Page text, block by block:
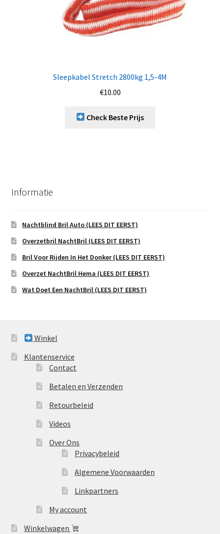
Sleepkabel Stretch 2800kg 1,5-4M
€10.00
Check Beste Prijs
Informatie
Nachtblind Bril Auto (LEES DIT EERST)
Overzetbril NachtBril (LEES DIT EERST)
Bril Voor Rijden In Het Donker (LEES DIT EERST)
Overzet NachtBril Hema (LEES DIT EERST)
Wat Doet Een NachtBril (LEES DIT EERST)
Winkel
Klantenservice
Contact
Betalen en Verzenden
Retourbeleid
Videos
Over Ons
Privacybeleid
Algemene Voorwaarden
Linkpartners
My account
Winkelwagen